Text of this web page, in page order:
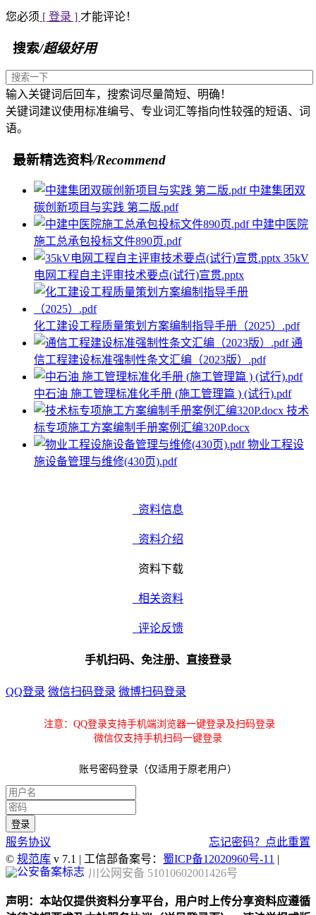
您必须 [ 登录 ] 才能评论！
搜索/超级好用
输入关键词后回车，搜索词尽量简短、明确！
关键词建议使用标准编号、专业词汇等指向性较强的短语、词
语。
最新精选资料/Recommend
中建集团双
碳创新项目与实践 第二版.pdf
中建中医院
施工总承包投标文件890页.pdf
35kV
电网工程自主评审技术要点(试行)宣贯.pptx
化工建设工程质量策划方案编制指导手册（2025）.pdf
通
信工程建设标准强制性条文汇编（2023版）.pdf
中石油 施工管理标准化手册 (施工管理篇 ) (试行).pdf
技术
标专项施工方案编制手册案例汇编320P.docx
物业工程设
施设备管理与维修(430页).pdf
资料信息
资料介绍
资料下载
相关资料
评论反馈
手机扫码、免注册、直接登录
QQ登录 微信扫码登录 微博扫码登录
注意：QQ登录支持手机端浏览器一键登录及扫码登录
微信仅支持手机扫码一键登录
账号密码登录（仅适用于原老用户）
服务协议
忘记密码？点此重置
© 规范库 v 7.1 | 工信部备案号： 蜀ICP备12020960号-11 |
川公网安备 51010602001426号
声明：本站仅提供资料分享平台，用户时上传分享资料应遵循